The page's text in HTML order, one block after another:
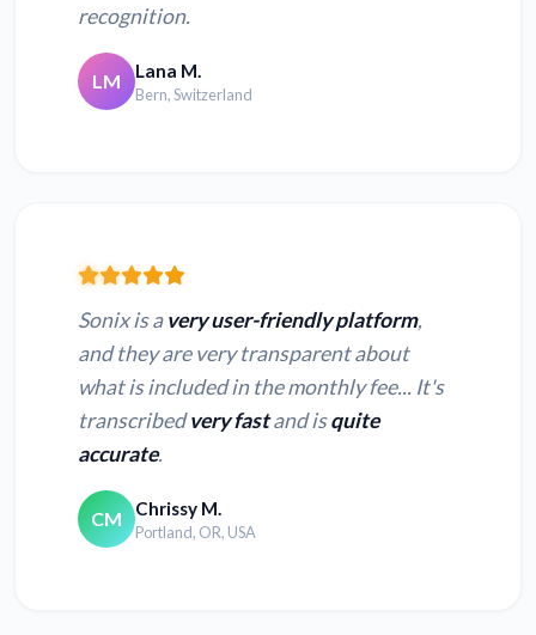
recognition.
LM Lana M.
Bern, Switzerland
Sonix is avery user-friendly platform,
and they are very transparent about
what is included in the monthly fee... It's
transcribedvery fastand isquite
accurate.
CM Chrissy M.
Portland, OR, USA